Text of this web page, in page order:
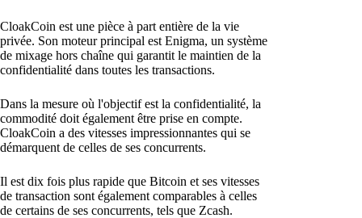
CloakCoin est une pièce à part entière de la vie
privée. Son moteur principal est Enigma, un système
de mixage hors chaîne qui garantit le maintien de la
confidentialité dans toutes les transactions.
Dans la mesure où l'objectif est la confidentialité, la
commodité doit également être prise en compte.
CloakCoin a des vitesses impressionnantes qui se
démarquent de celles de ses concurrents.
Il est dix fois plus rapide que Bitcoin et ses vitesses
de transaction sont également comparables à celles
de certains de ses concurrents, tels que Zcash.